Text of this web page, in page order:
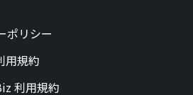
ポリシー
用規約
利用規約